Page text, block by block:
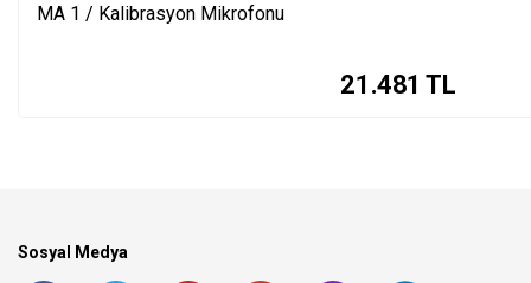
MA 1 / Kalibrasyon Mikrofonu
21.481 TL
Sosyal Medya